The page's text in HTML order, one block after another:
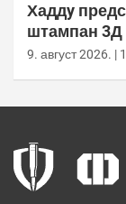
Хаддy
штампан 3Д
9. август 2026. |